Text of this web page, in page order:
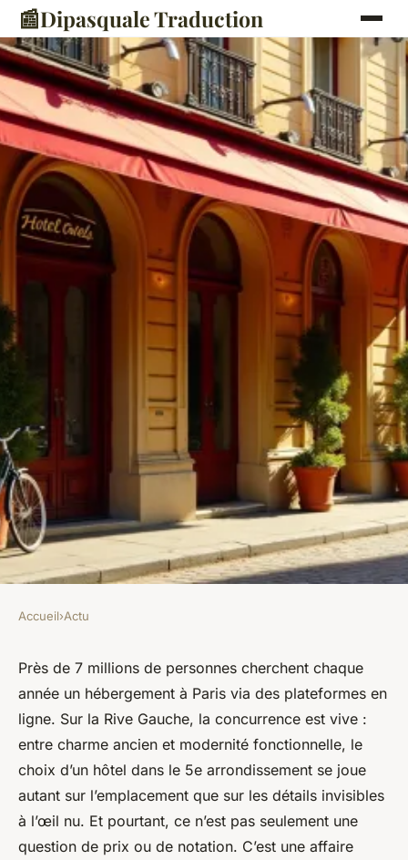
📰Dipasquale Traduction
Hotel Paris 5 : les meilleurs
séjours dans le quartier latin
Gordon•08/05/2026 09:15•11 min de lecture
Accueil›Actu
Près de 7 millions de personnes cherchent chaque
année un hébergement à Paris via des plateformes en
ligne. Sur la Rive Gauche, la concurrence est vive :
entre charme ancien et modernité fonctionnelle, le
choix d’un hôtel dans le 5e arrondissement se joue
autant sur l’emplacement que sur les détails invisibles
à l’œil nu. Et pourtant, ce n’est pas seulement une
question de prix ou de notation. C’est une affaire